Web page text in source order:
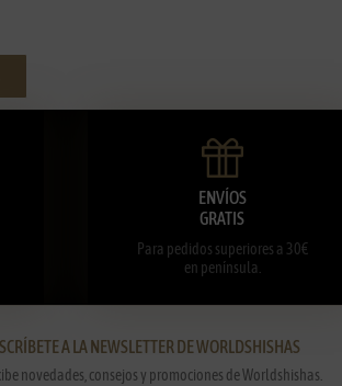
ENVÍOS
GRATIS
Para pedidos superiores a 30€
en península.
A LA NEWSLETTER DE WORLDSHISHAS
novedades, consejos y promociones de Worldshishas.